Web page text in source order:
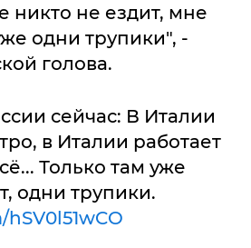
никто не ездит, мне
одни трупики", -
голова.
сейчас: В Италии
в Италии работает
Только там уже
одни трупики.